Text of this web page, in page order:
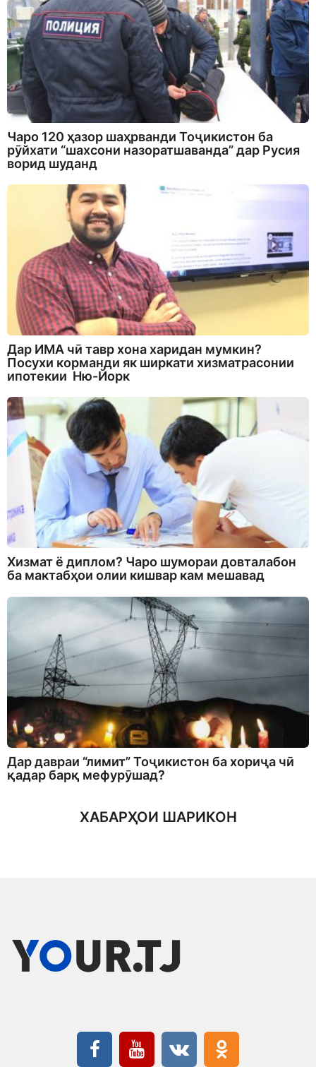
Чаро 120 ҳазор шаҳрванди Тоҷикистон ба
рӯйхати “шахсони назоратшаванда” дар Русия
ворид шуданд
Дар ИМА чӣ тавр хона харидан мумкин?
Посухи корманди як ширкати хизматрасонии
ипотекии Ню-Йорк
Хизмат ё диплом? Чаро шумораи довталабон
ба мактабҳои олии кишвар кам мешавад
Дар давраи “лимит” Тоҷикистон ба хориҷа чӣ
қадар барқ мефурӯшад?
ХАБАРҲОИ ШАРИКОН